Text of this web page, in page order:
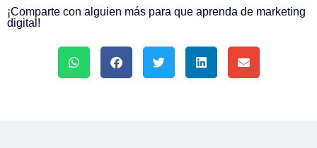
¡Comparte con alguien más para que aprenda de marketing
digital!